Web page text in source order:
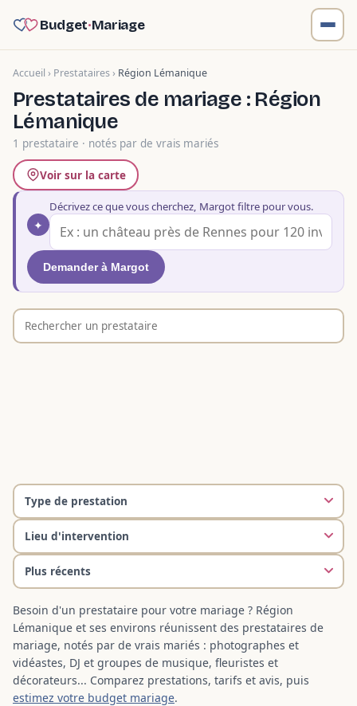
Budget·Mariage
Accueil › Prestataires› Région Lémanique
Prestataires de mariage : Région
Lémanique
1 prestataire · notés par de vrais mariés
Voir sur la carte
✦
Décrivez ce que vous cherchez, Margot filtre pour vous.
Demander à Margot
Besoin d'un prestataire pour votre mariage ? Région
Lémanique et ses environs réunissent des prestataires de
mariage, notés par de vrais mariés : photographes et
vidéastes, DJ et groupes de musique, fleuristes et
décorateurs... Comparez prestations, tarifs et avis, puis
estimez votre budget mariage.